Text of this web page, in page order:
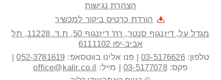
הצהרת נגישות
הורדת כרטיס ביקור למכשיר
מגדל על, דיזנגוף סנטר, רח' דיזנגוף 50
, ת.ד.11228
, תל
אביב-יפו 6111102
טלפון:03-5176626
| פנו אלינו בווטסאפ: 052-3781619
|
פקס:03-5177078
| מייל: office@kalir.co.il